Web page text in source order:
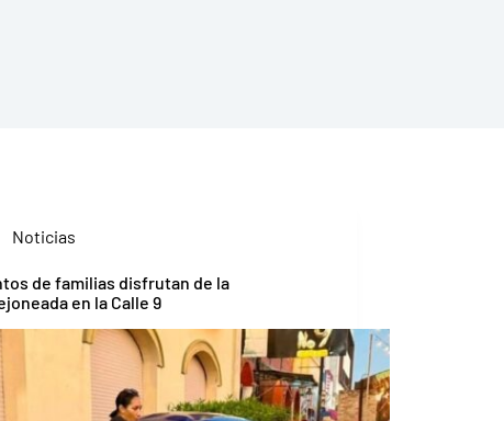
Noticias
de familias disfrutan de la
en la Calle 9